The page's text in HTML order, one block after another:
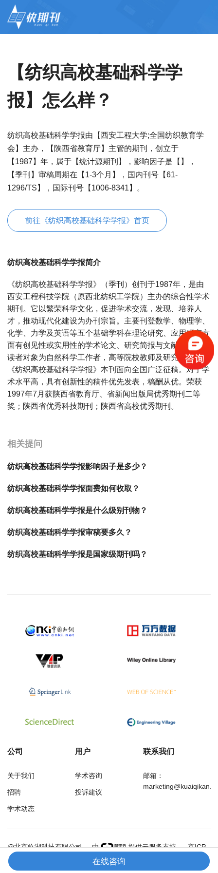
【纺织高校基础科学学
报】怎么样？
纺织高校基础科学学报由【西安工程大学;全国纺织教育学
会】主办，【陕西省教育厅】主管的期刊，创立于
【1987】年，属于【统计源期刊】，影响因子是【】，
【季刊】审稿周期在【1-3个月】，国内刊号【61-
1296/TS】，国际刊号【1006-8341】。
前往《纺织高校基础科学学报》首页
纺织高校基础科学学报简介
《纺织高校基础科学学报》（季刊）创刊于1987年，是由
西安工程科技学院（原西北纺织工学院）主办的综合性学术
期刊。它以繁荣科学文化，促进学术交流，发现、培养人
才，推动现代化建设为办刊宗旨。主要刊登数学、物理学、
化学、力学及英语等五个基础学科在理论研究、应用研究方
面有创见性或实用性的学术论文、研究简报与文献综述等。
读者对象为自然科学工作者，高等院校教师及研究生等。
《纺织高校基础科学学报》本刊面向全国广泛征稿。对于学
术水平高，具有创新性的稿件优先发表，稿酬从优。荣获
1997年7月获陕西省教育厅、省新闻出版局优秀期刊二等
奖；陕西省优秀科技期刊；陕西省高校优秀期刊。
相关提问
纺织高校基础科学学报影响因子是多少？
纺织高校基础科学学报面费如何收取？
纺织高校基础科学学报是什么级别刊物？
纺织高校基础科学学报审稿要多久？
纺织高校基础科学学报是国家级期刊吗？
公司
关于我们
招聘
学术动态
用户
学术咨询
投诉建议
联系我们
邮箱：
@北京临湖科技有限公司 由 提供云服务支持
京ICP
备18002349号-1
在线咨询